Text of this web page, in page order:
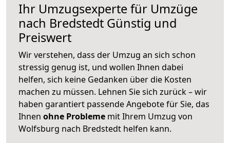
Ihr Umzugsexperte für Umzüge
nach Bredstedt Günstig und
Preiswert
Wir verstehen, dass der Umzug an sich schon
stressig genug ist, und wollen Ihnen dabei
helfen, sich keine Gedanken über die Kosten
machen zu müssen. Lehnen Sie sich zurück – wir
haben garantiert passende Angebote für Sie, das
Ihnen ohne Probleme mit Ihrem Umzug von
Wolfsburg nach Bredstedt helfen kann.